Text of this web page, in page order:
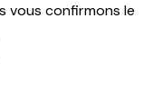
vous confirmons le